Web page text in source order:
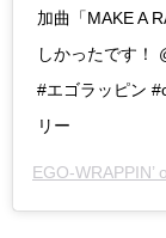
加曲「MAKE A
しかったです！
#エゴラッピン
リー
EGO-WRAPPIN’